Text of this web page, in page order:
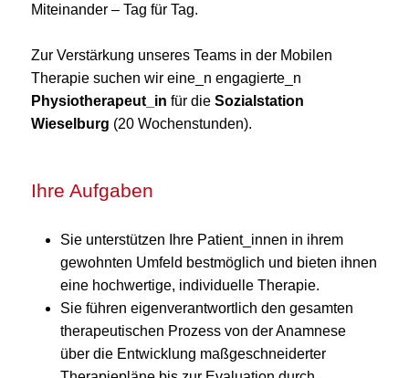
Miteinander – Tag für Tag.
Zur Verstärkung unseres Teams in der Mobilen
Therapie suchen wir eine_n engagierte_n
Physiotherapeut_in für die Sozialstation
Wieselburg (20 Wochenstunden).
Ihre Aufgaben
Sie unterstützen Ihre Patient_innen in ihrem
gewohnten Umfeld bestmöglich und bieten ihnen
eine hochwertige, individuelle Therapie.
Sie führen eigenverantwortlich den gesamten
therapeutischen Prozess von der Anamnese
über die Entwicklung maßgeschneiderter